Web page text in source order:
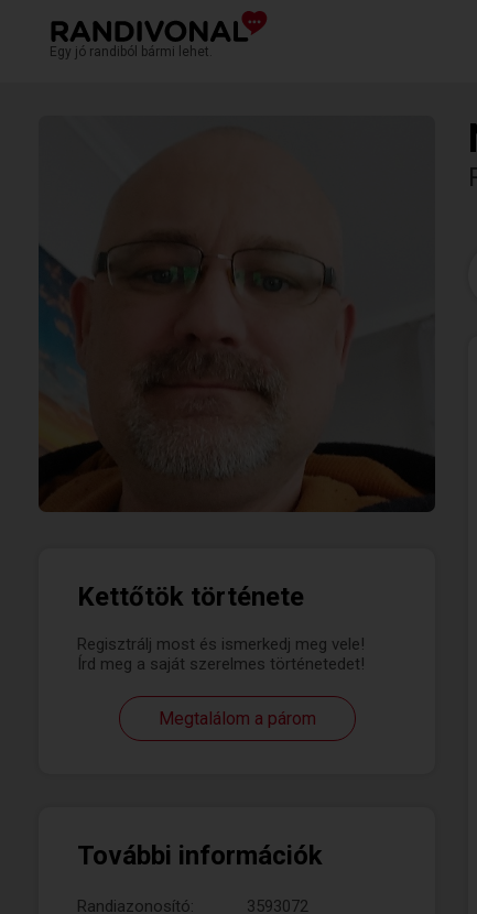
Egy jó randiból bármi lehet.
Kettőtök története
Regisztrálj most és ismerkedj meg vele!
Írd meg a saját szerelmes történetedet!
Megtalálom a párom
További információk
Randiazonosító:
3593072